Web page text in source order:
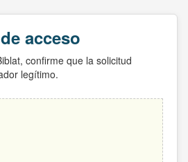
acceso
confirme que la solicitud
legítimo.